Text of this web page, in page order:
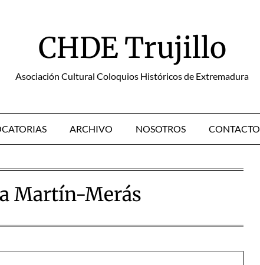
CHDE Trujillo
Asociación Cultural Coloquios Históricos de Extremadura
ARCHIVO NOSOTROS CONTACTO
Martín-Merás